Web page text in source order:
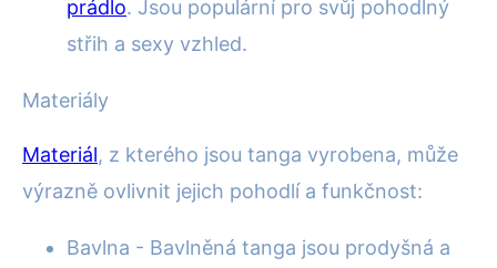
prádlo. Jsou populární pro svůj pohodlný
střih a sexy vzhled.
Materiály
Materiál, z kterého jsou tanga vyrobena, může
výrazně ovlivnit jejich pohodlí a funkčnost:
Bavlna - Bavlněná tanga jsou prodyšná a